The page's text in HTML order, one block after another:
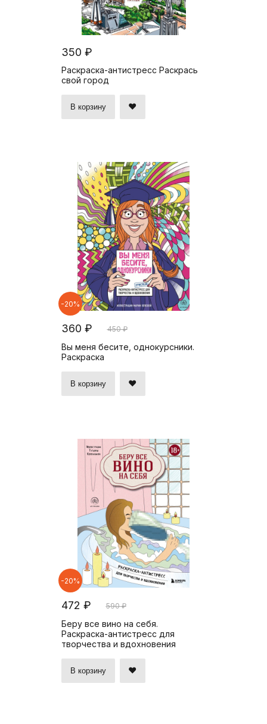
350 ₽
Раскраска-антистресс Раскрась
свой город
В корзину
-20%
360 ₽ 450 ₽
Вы меня бесите, однокурсники.
Раскраска
В корзину
-20%
472 ₽ 590 ₽
Беру все вино на себя.
Раскраска-антистресс для
творчества и вдохновения
В корзину